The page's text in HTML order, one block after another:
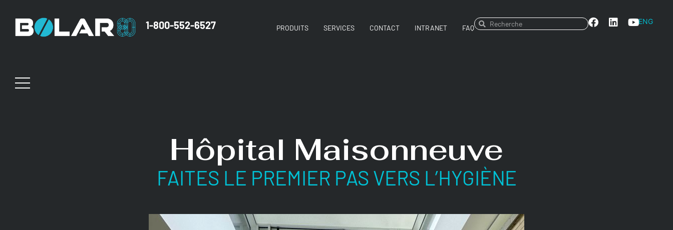
1-800-552-6527 PRODUITS SERVICES CONTACT INTRANET FAQ
ENG
Hôpital Maisonneuve
FAITES LE PREMIER PAS VERS L’HYGIÈNE